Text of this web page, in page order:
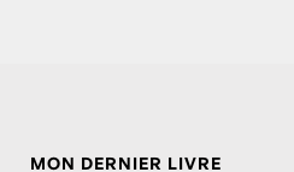
MON DERNIER LIVRE